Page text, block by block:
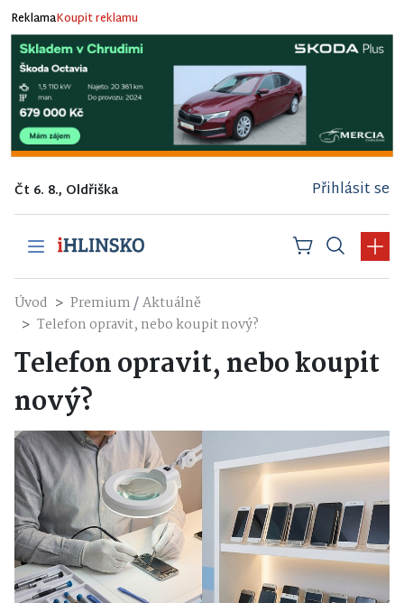
ReklamaKoupit reklamu
Čt 6. 8., Oldřiška Přihlásit se
Úvod Premium/Aktuálně
Telefon opravit, nebo koupit nový?
Telefon opravit, nebo koupit
nový?